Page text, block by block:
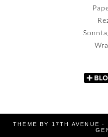
THEME BY 17TH AVENUE ·